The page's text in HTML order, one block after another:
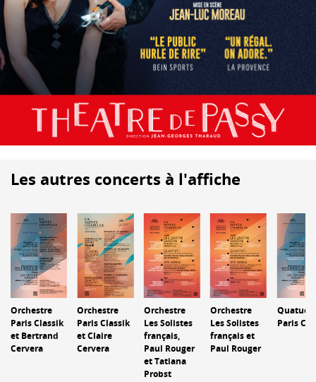
Les autres concerts à l'affiche
Orchestre
Paris Classik
et Bertrand
Cervera
Orchestre
Paris Classik
et Claire
Cervera
Orchestre
Les Solistes
français,
Paul Rouger
et Tatiana
Probst
Orchestre
Les Solistes
français et
Paul Rouger
Quatuor
Paris